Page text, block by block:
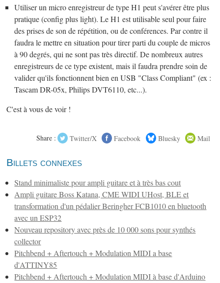
Utiliser un micro enregistreur de type H1 peut s'avérer être plus
pratique (config plus light). Le H1 est utilisable seul pour faire
des prises de son de répétition, ou de conférences. Par contre il
faudra le mettre en situation pour tirer parti du couple de micros
à 90 degrés, qui ne sont pas très directif. De nombreux autres
enregistreurs de ce type existent, mais il faudra prendre soin de
valider qu'ils fonctionnent bien en USB "Class Compliant" (ex :
Tascam DR-05x, Philips DVT6110, etc...).
C'est à vous de voir !
Share : Twitter/X Facebook Bluesky Mail
Billets connexes
Stand minimaliste pour ampli guitare et à très bas cout
Ampli guitare Boss Katana, CME WIDI UHost, BLE et
transformation d'un pédalier Beringher FCB1010 en bluetooth
avec un ESP32
Nouveau repository avec près de 10 000 sons pour synthés
collector
Pitchbend + Aftertouch + Modulation MIDI a base
d'ATTINY85
Pitchbend + Aftertouch + Modulation MIDI à base d'Arduino